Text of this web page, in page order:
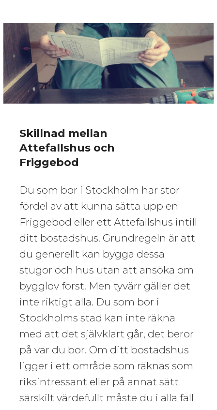
Skillnad mellan
Attefallshus och
Friggebod
Du som bor i Stockholm har stor
fördel av att kunna sätta upp en
Friggebod eller ett Attefallshus intill
ditt bostadshus. Grundregeln är att
du generellt kan bygga dessa
stugor och hus utan att ansöka om
bygglov först. Men tyvärr gäller det
inte riktigt alla. Du som bor i
Stockholms stad kan inte räkna
med att det självklart går, det beror
på var du bor. Om ditt bostadshus
ligger i ett område som räknas som
riksintressant eller på annat sätt
särskilt värdefullt måste du i alla fall